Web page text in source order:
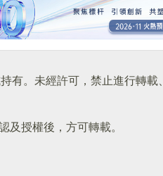
有。未經許可，禁止進行轉載、
及授權後，方可轉載。